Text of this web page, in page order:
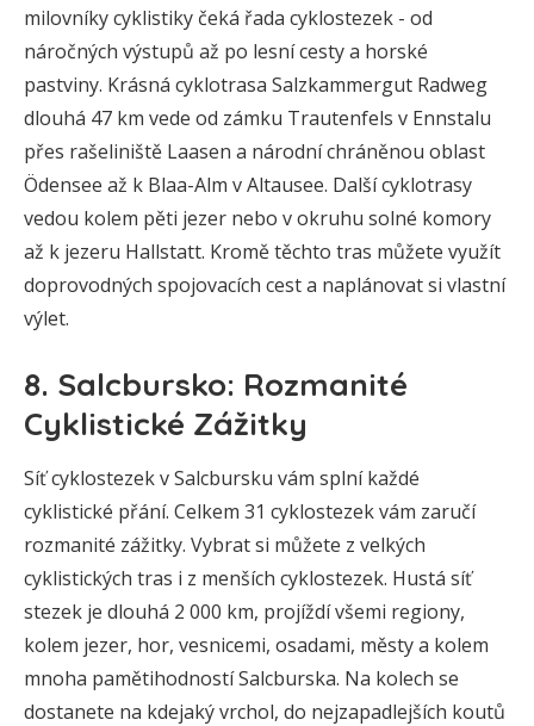
milovníky cyklistiky čeká řada cyklostezek - od
náročných výstupů až po lesní cesty a horské
pastviny. Krásná cyklotrasa Salzkammergut Radweg
dlouhá 47 km vede od zámku Trautenfels v Ennstalu
přes rašeliniště Laasen a národní chráněnou oblast
Ödensee až k Blaa-Alm v Altausee. Další cyklotrasy
vedou kolem pěti jezer nebo v okruhu solné komory
až k jezeru Hallstatt. Kromě těchto tras můžete využít
doprovodných spojovacích cest a naplánovat si vlastní
výlet.
8. Salcbursko: Rozmanité
Cyklistické Zážitky
Síť cyklostezek v Salcbursku vám splní každé
cyklistické přání. Celkem 31 cyklostezek vám zaručí
rozmanité zážitky. Vybrat si můžete z velkých
cyklistických tras i z menších cyklostezek. Hustá síť
stezek je dlouhá 2 000 km, projíždí všemi regiony,
kolem jezer, hor, vesnicemi, osadami, městy a kolem
mnoha pamětihodností Salcburska. Na kolech se
dostanete na kdejaký vrchol, do nejzapadlejších koutů